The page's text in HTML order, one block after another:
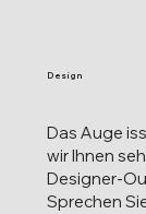
Design
Das Auge
wir Ihnen
Designer-
Sprechen